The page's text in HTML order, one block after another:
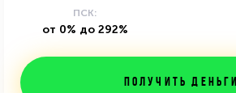
ПСК:
от 0% до 292%
Получить деньги